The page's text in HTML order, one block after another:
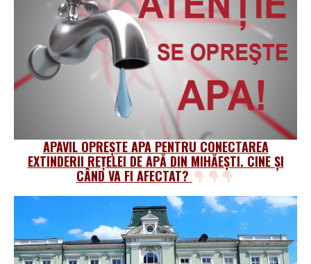
APAVIL OPREȘTE APA PENTRU CONECTAREA
EXTINDERII REȚELEI DE APĂ DIN MIHĂEȘTI. CINE ȘI
CÂND VA FI AFECTAT?